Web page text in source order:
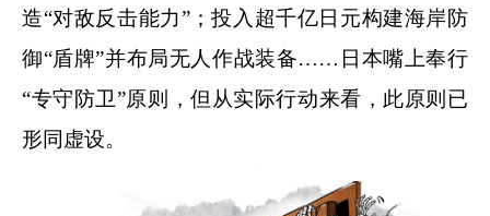
造“对敌反击能力”；投入超千亿日元构建海岸防
御“盾牌”并布局无人作战装备……日本嘴上奉行
“专守防卫”原则，但从实际行动来看，此原则已
形同虚设。